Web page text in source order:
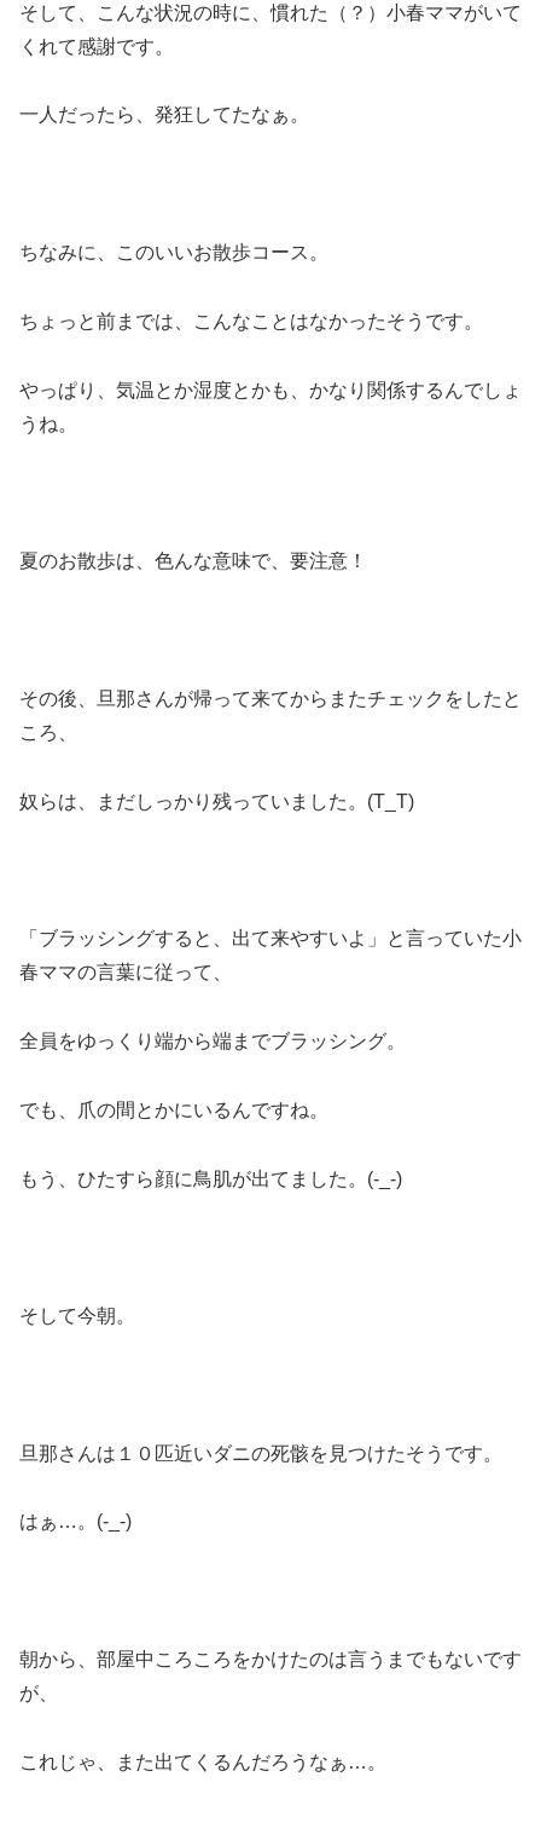
そして、こんな状況の時に、慣れた（？）小春ママがいて
くれて感謝です。
一人だったら、発狂してたなぁ。
ちなみに、このいいお散歩コース。
ちょっと前までは、こんなことはなかったそうです。
やっぱり、気温とか湿度とかも、かなり関係するんでしょ
うね。
夏のお散歩は、色んな意味で、要注意！
その後、旦那さんが帰って来てからまたチェックをしたと
ころ、
奴らは、まだしっかり残っていました。(T_T)
「ブラッシングすると、出て来やすいよ」と言っていた小
春ママの言葉に従って、
全員をゆっくり端から端までブラッシング。
でも、爪の間とかにいるんですね。
もう、ひたすら顔に鳥肌が出てました。(-_-)
そして今朝。
旦那さんは１０匹近いダニの死骸を見つけたそうです。
はぁ…。(-_-)
朝から、部屋中ころころをかけたのは言うまでもないです
が、
これじゃ、また出てくるんだろうなぁ…。